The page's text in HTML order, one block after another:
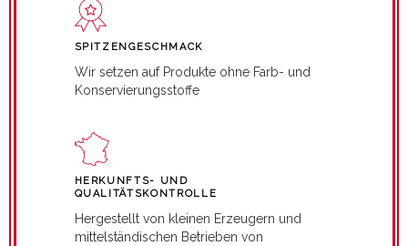
SPITZENGESCHMACK
Wir setzen auf Produkte ohne Farb- und
Konservierungsstoffe
HERKUNFTS- UND
QUALITÄTSKONTROLLE
Hergestellt von kleinen Erzeugern und
mittelständischen Betrieben von